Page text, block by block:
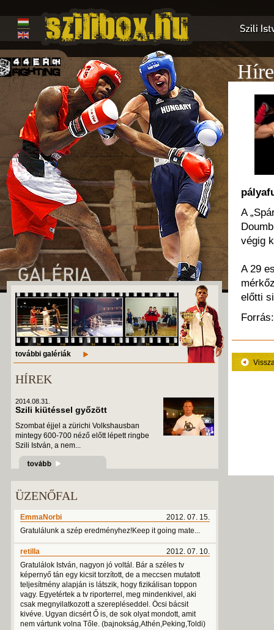
további galériák
HÍREK
2014.08.31.
Szili kiütéssel győzött
Szombat éjjel a zürichi Volkshausban
mintegy 600-700 néző előtt lépett ringbe
Szili István, a nem...
ÜZENŐFAL
2012. 07. 15.
EmmaNorbi
Gratulálunk a szép eredményhez!Keep it going mate...
2012. 07. 10.
retilla
Gratulálok István, nagyon jó voltál. Bár a széles tv
képernyő tán egy kicsit torzított, de a meccsen mutatott
teljesítmény alapján is látszik, hogy fizikálisan toppon
vagy. Egyetértek a tv riporterrel, meg mindenkivel, aki
csak megnyilatkozott a szerepléseddel. Öcsi bácsit
kivéve. Ugyan dicsért Ő is, de sok olyat mondott, amit
nem vártunk volna Tőle. (bajnokság,Athén,Peking,Toldi)
A
végig
A 29
előtti